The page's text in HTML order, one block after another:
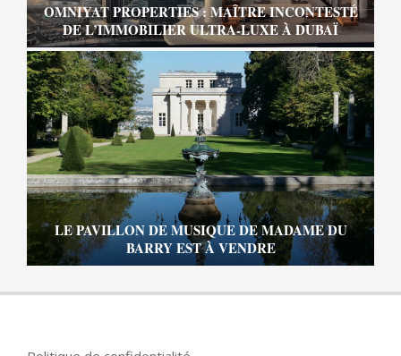
OMNIYAT PROPERTIES : MAÎTRE INCONTESTÉ
DE L’IMMOBILIER ULTRA-LUXE À DUBAÏ
LE PAVILLON DE MUSIQUE DE MADAME DU
BARRY EST À VENDRE